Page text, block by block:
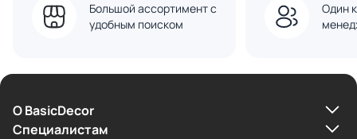
Большой ассортимент с
удобным поиском
Один
О BasicDecor
Cпециалистам